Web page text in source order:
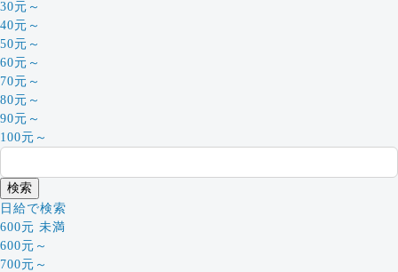
30元～
40元～
50元～
60元～
70元～
80元～
90元～
100元～
日給で検索
600元 未満
600元～
700元～